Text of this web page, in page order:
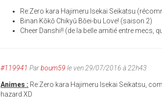
Re:Zero kara Hajimeru Isekai Seikatsu
Binan Kōkō Chikyū Bōei-bu Love! (saison 2)
Cheer Danshi!! (de la belle amitié entre mecs,
#119941 Parboum59 le ven 29/07/2016 à 22h43
Animes : Re:Zero kara Hajimeru Isekai Seikatsu,
hazard XD